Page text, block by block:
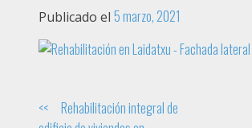
Publicado el 5 marzo, 2021
Navegación
Rehabilitación integral de